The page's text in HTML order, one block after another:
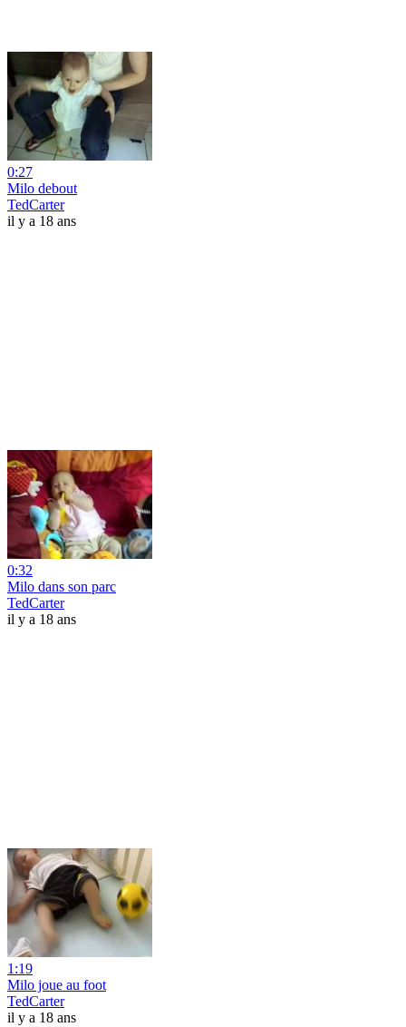
0:27
Milo debout
TedCarter
il y a 18 ans
0:32
Milo dans son parc
TedCarter
il y a 18 ans
1:19
Milo joue au foot
TedCarter
il y a 18 ans